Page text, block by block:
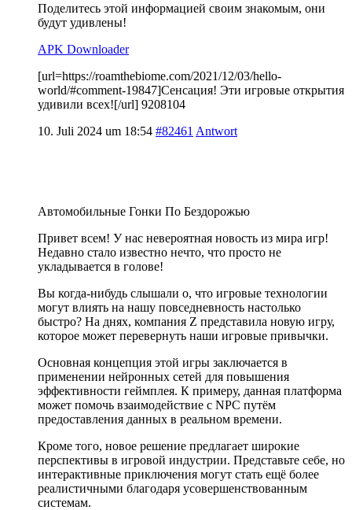
Поделитесь этой информацией своим знакомым, они
будут удивлены!
APK Downloader
[url=https://roamthebiome.com/2021/12/03/hello-
world/#comment-19847]Сенсация! Эти игровые открытия
удивили всех![/url] 9208104
10. Juli 2024 um 18:54 #82461 Antwort
Автомобильные Гонки По Бездорожью
Привет всем! У нас невероятная новость из мира игр!
Недавно стало известно нечто, что просто не
укладывается в голове!
Вы когда-нибудь слышали о, что игровые технологии
могут влиять на нашу повседневность настолько
быстро? На днях, компания Z представила новую игру,
которое может перевернуть наши игровые привычки.
Основная концепция этой игры заключается в
применении нейронных сетей для повышения
эффективности геймплея. К примеру, данная платформа
может помочь взаимодействие с NPC путём
предоставления данных в реальном времени.
Кроме того, новое решение предлагает широкие
перспективы в игровой индустрии. Представьте себе, но
интерактивные приключения могут стать ещё более
реалистичными благодаря усовершенствованным
системам.